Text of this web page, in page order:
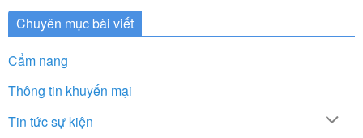
Chuyên mục bài viết
Cẩm nang
Thông tin khuyến mại
Tin tức sự kiện